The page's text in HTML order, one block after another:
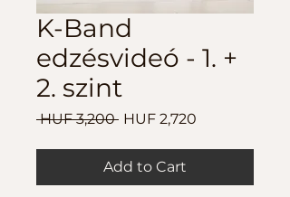
K-Band
edzésvideó - 1. +
2. szint
HUF 3,200 Regular
HUF 2,720
Add to Cart